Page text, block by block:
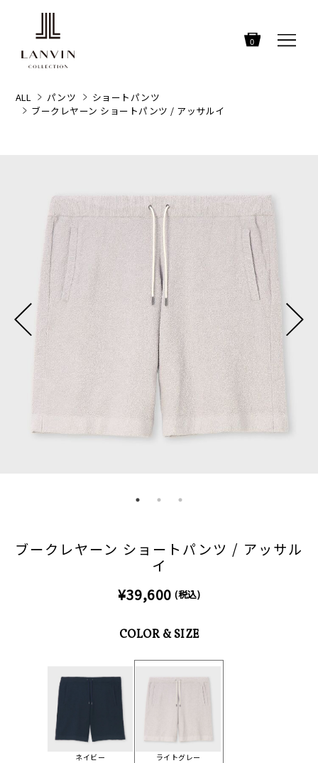
0
ALL パンツ
ショートパンツ
ブークレヤーン ショートパンツ / アッサルイ
ブークレヤーン ショートパンツ / アッサル
イ
¥39,600 (税込)
COLOR & SIZE
ネイビー ライトグレー